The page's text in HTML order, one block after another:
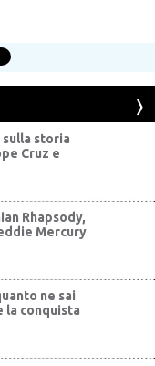
sulla storia
Cruz e
Rhapsody,
Mercury
ne sai
la conquista